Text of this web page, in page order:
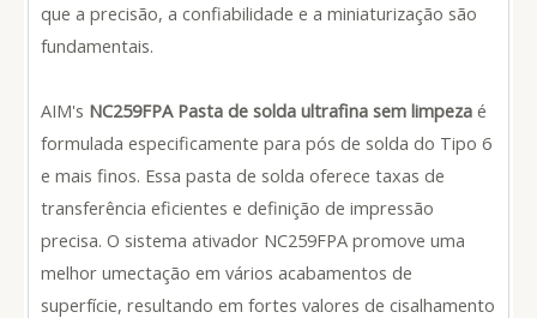
que a precisão, a confiabilidade e a miniaturização são
fundamentais.
AIM's NC259FPA Pasta de solda ultrafina sem limpeza é
formulada especificamente para pós de solda do Tipo 6
e mais finos. Essa pasta de solda oferece taxas de
transferência eficientes e definição de impressão
precisa. O sistema ativador NC259FPA promove uma
melhor umectação em vários acabamentos de
superfície, resultando em fortes valores de cisalhamento